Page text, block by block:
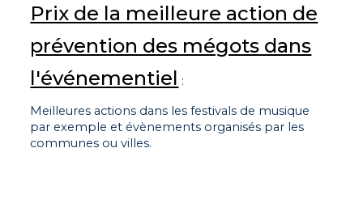
Prix de la meilleure action de
prévention des mégots dans
l'événementiel :
Meilleures actions dans les festivals de musique
par exemple et évènements organisés par les
communes ou villes.